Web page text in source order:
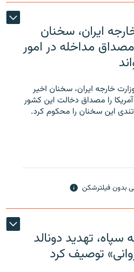
ایران، سخنان
مداخله در امور
خارجه ایران، سخنان اخیر
را مصداق دخالت این کشور
تندی این سخنان را محکوم کرد.
بدون فیلترشکن
سپاه، تهدید دونالد
توصیف کرد